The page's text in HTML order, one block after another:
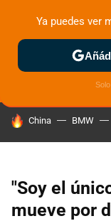
ZONA DE PRUEBAS
HOY SE HABLA DE
China BMW
"Soy el
mueve por
Ya puedes ver